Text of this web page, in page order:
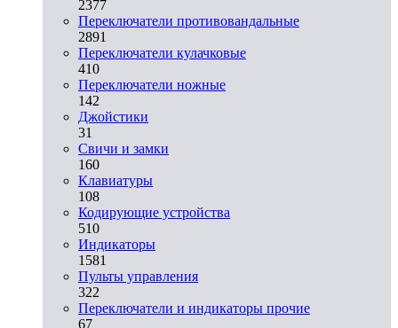
2377
Переключатели противовандальные
2891
Переключатели кулачковые
410
Переключатели ножные
142
Джойстики
31
Свичи и замки
160
Клавиатуры
108
Кодирующие устройства
510
Индикаторы
1581
Пульты управления
322
Переключатели и индикаторы прочие
67